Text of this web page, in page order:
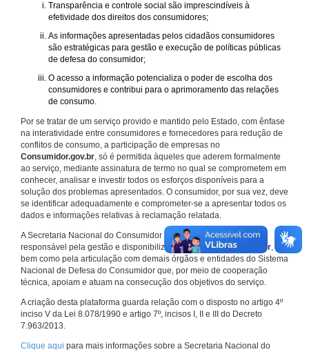
Transparência e controle social são imprescindíveis à
efetividade dos direitos dos consumidores;
As informações apresentadas pelos cidadãos consumidores
são estratégicas para gestão e execução de políticas públicas
de defesa do consumidor;
O acesso a informação potencializa o poder de escolha dos
consumidores e contribui para o aprimoramento das relações
de consumo.
Por se tratar de um serviço provido e mantido pelo Estado, com ênfase
na interatividade entre consumidores e fornecedores para redução de
conflitos de consumo, a participação de empresas no
Consumidor.gov.br, só é permitida àqueles que aderem formalmente
ao serviço, mediante assinatura de termo no qual se comprometem em
conhecer, analisar e investir todos os esforços disponíveis para a
solução dos problemas apresentados. O consumidor, por sua vez, deve
se identificar adequadamente e comprometer-se a apresentar todos os
dados e informações relativas à reclamação relatada.
A Secretaria Nacional do Consumidor do Ministério da Justiça é a
responsável pela gestão e disponibilização doConsumidor.gov.br,
bem como pela articulação com demais órgãos e entidades do Sistema
Nacional de Defesa do Consumidor que, por meio de cooperação
técnica, apoiam e atuam na consecução dos objetivos do serviço.
A criação desta plataforma guarda relação com o disposto no artigo 4º
inciso V da Lei 8.078/1990 e artigo 7º, incisos I, II e III do Decreto
7.963/2013.
Clique aqui para mais informações sobre a Secretaria Nacional do